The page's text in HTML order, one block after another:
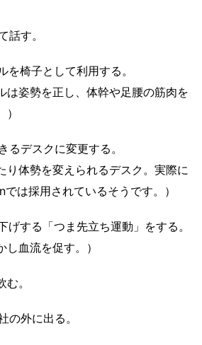
話す。
を椅子として利用する。
は姿勢を正し、体幹や足腰の筋肉を
るデスクに変更する。
り体勢を変えられるデスク。実際に
は採用されているそうです。）
げする「つま先立ち運動」をする。
し血流を促す。）
。
の外に出る。